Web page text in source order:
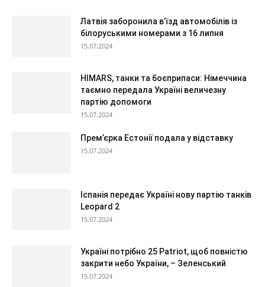
Латвія заборонила в’їзд автомобілів із
білоруськими номерами з 16 липня
15.07.2024
HIMARS, танки та боєприпаси: Німеччина
таємно передала Україні величезну
партію допомоги
15.07.2024
Прем’єрка Естонії подала у відставку
15.07.2024
Іспанія передає Україні нову партію танків
Leopard 2
15.07.2024
Україні потрібно 25 Patriot, щоб повністю
закрити небо України, – Зеленський
15.07.2024